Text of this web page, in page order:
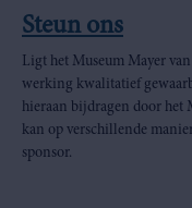
Steun ons
Ligt het Museum Mayer
werking kwalitatief
hieraan bijdragen door het
kan op verschillende
sponsor.